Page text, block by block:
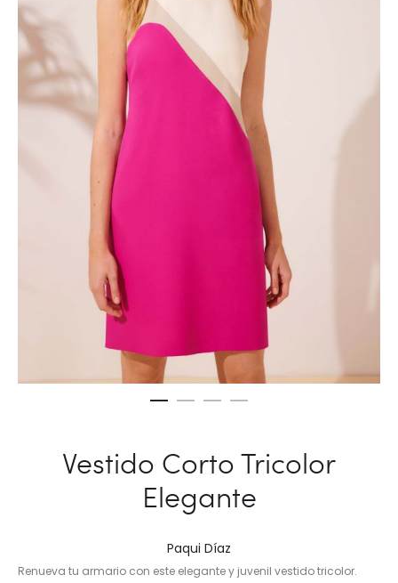
Vestido Corto Tricolor
Elegante
Paqui Díaz
Renueva tu armario con este elegante y juvenil vestido tricolor.